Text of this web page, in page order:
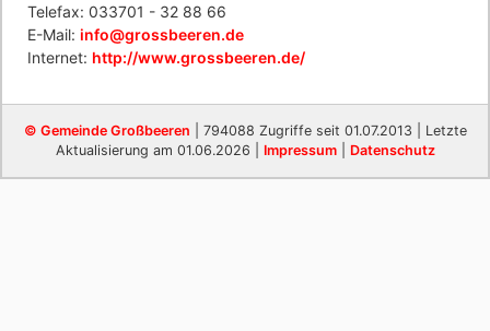
Telefax: 033701 - 32 88 66
E-Mail: info@grossbeeren.de
Internet: http://www.grossbeeren.de/
© Gemeinde Großbeeren | 794088 Zugriffe seit 01.07.2013 | Letzte
Aktualisierung am 01.06.2026 | Impressum| Datenschutz